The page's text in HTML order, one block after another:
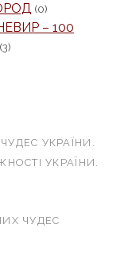
(0)
– 100
(3)
УКРАЇНИ.
УКРАЇНИ.
ЧУДЕС